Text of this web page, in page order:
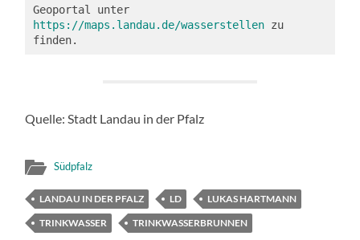
Geoportal unter
https://maps.landau.de/wasserstellen zu
finden.
Quelle: Stadt Landau in der Pfalz
Südpfalz
LANDAU IN DER PFALZ LD
LUKAS HARTMANN
TRINKWASSER
TRINKWASSERBRUNNEN